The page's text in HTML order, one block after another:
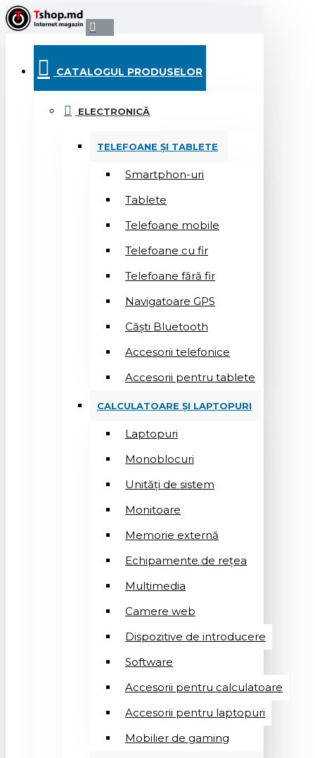
CATALOGUL PRODUSELOR
ELECTRONICĂ
TELEFOANE ȘI TABLETE
Smartphon-uri
Tablete
Telefoane mobile
Telefoane cu fir
Telefoane fără fir
Navigatoare GPS
Căști Bluetooth
Accesorii telefonice
Accesorii pentru tablete
CALCULATOARE ȘI LAPTOPURI
Laptopuri
Monoblocuri
Unități de sistem
Monitoare
Memorie externă
Echipamente de rețea
Multimedia
Camere web
Dispozitive de introducere
Software
Accesorii pentru calculatoare
Accesorii pentru laptopuri
Mobilier de gaming